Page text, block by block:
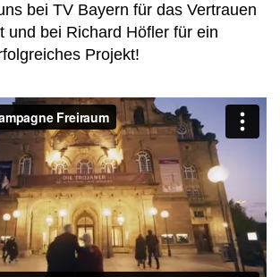
bei TV Bayern für das Vertrauen
und bei Richard Höfler für ein
Projekt!